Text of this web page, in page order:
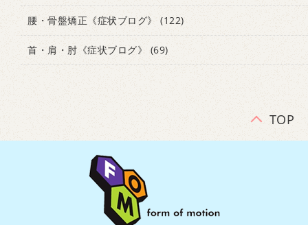
腰・骨盤矯正《症状ブログ》 (122)
首・肩・肘《症状ブログ》 (69)
TOP